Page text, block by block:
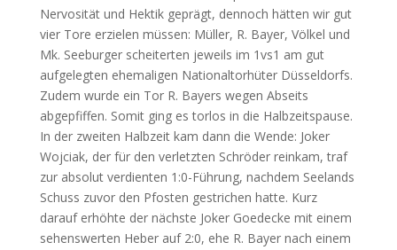
Nervosität und Hektik geprägt, dennoch hätten wir gut
vier Tore erzielen müssen: Müller, R. Bayer, Völkel und
Mk. Seeburger scheiterten jeweils im 1vs1 am gut
aufgelegten ehemaligen Nationaltorhüter Düsseldorfs.
Zudem wurde ein Tor R. Bayers wegen Abseits
abgepfiffen. Somit ging es torlos in die Halbzeitspause.
In der zweiten Halbzeit kam dann die Wende: Joker
Wojciak, der für den verletzten Schröder reinkam, traf
zur absolut verdienten 1:0-Führung, nachdem Seelands
Schuss zuvor den Pfosten gestrichen hatte. Kurz
darauf erhöhte der nächste Joker Goedecke mit einem
sehenswerten Heber auf 2:0, ehe R. Bayer nach einem